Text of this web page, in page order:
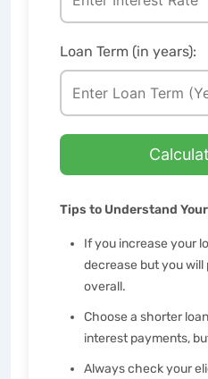
Loan Term (in years):
Tips to Understand
If you increase your
decrease but you
overall.
Choose a shorter
interest payments,
Always check your